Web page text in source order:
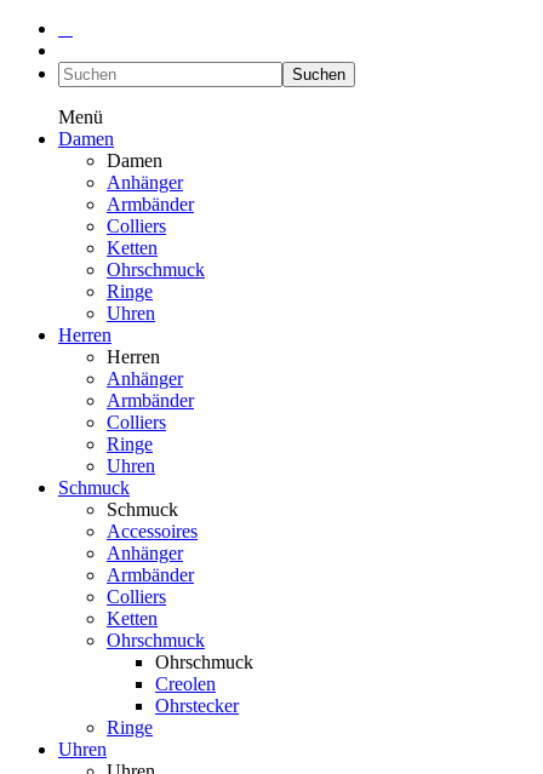
Suchen
Menü
Damen
Damen
Anhänger
Armbänder
Colliers
Ketten
Ohrschmuck
Ringe
Uhren
Herren
Herren
Anhänger
Armbänder
Colliers
Ringe
Uhren
Schmuck
Schmuck
Accessoires
Anhänger
Armbänder
Colliers
Ketten
Ohrschmuck
Ohrschmuck
Creolen
Ohrstecker
Ringe
Uhren